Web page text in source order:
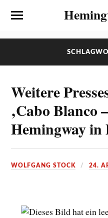
Weitere
‚Cabo Blanco
Hemingway in
WOLFGANG STOCK 24.